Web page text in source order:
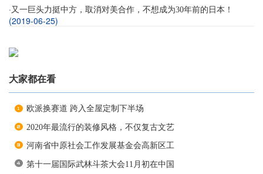
· 又一巨头力挺中方，取消对美合作，不想成为30年前的日本！
(2019-06-25)
大家都在看
欧派换赛道 跨入全屋定制下半场
2020年最流行的装修风格，不仅复古文艺
河南省中原社会工作发展基金会高新区工
第十一届国际武林斗茶大会11月初在中国